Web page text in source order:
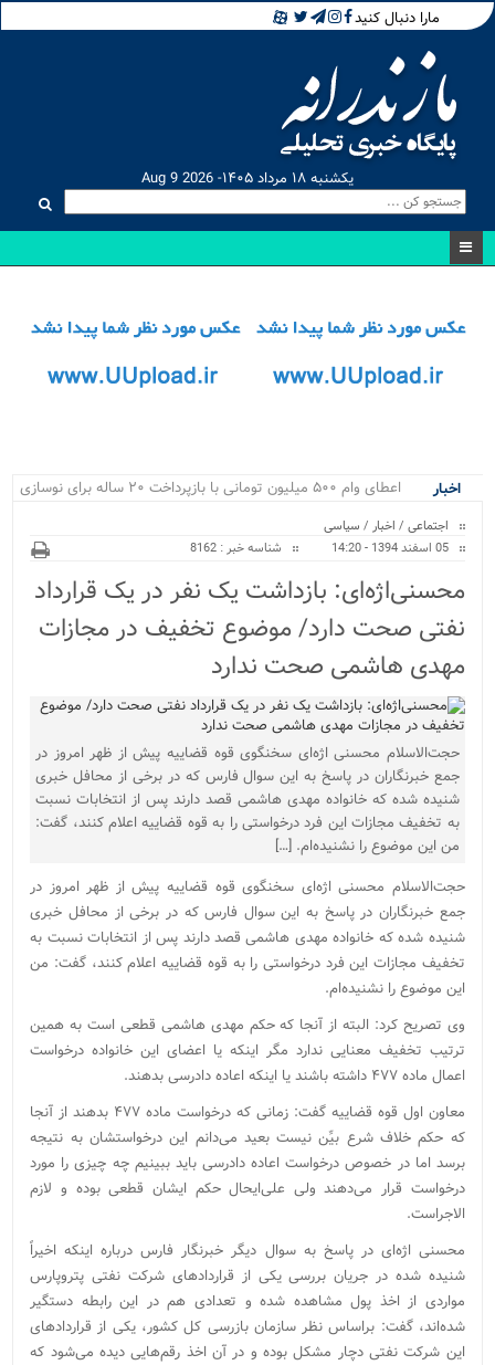
مارا دنبال کنید
یکشنبه ۱۸ مرداد ۱۴۰۵- Aug 9 2026
اخبار
اعطای وام ۵۰۰ میلیون تومانی با بازپرداخت ۲۰ ساله برای نوسازی
اجتماعی / اخبار / سیاسی
05 اسفند 1394 - 14:20
شناسه خبر : 8162
محسنی‌اژه‌ای: بازداشت یک نفر در یک قرارداد
نفتی صحت دارد/ موضوع تخفیف در مجازات
مهدی هاشمی صحت ندارد
حجت‌الاسلام محسنی اژه‌ای سخنگوی قوه قضاییه پیش از ظهر امروز در
جمع خبرنگاران در پاسخ به این سوال فارس که در برخی از محافل خبری
شنیده شده که خانواده مهدی هاشمی قصد دارند پس از انتخابات نسبت
به تخفیف مجازات این فرد درخواستی را به قوه قضاییه اعلام کنند، گفت:
من این موضوع را نشنیده‌ام. […]
حجت‌الاسلام محسنی اژه‌ای سخنگوی قوه قضاییه پیش از ظهر امروز در
جمع خبرنگاران در پاسخ به این سوال فارس که در برخی از محافل خبری
شنیده شده که خانواده مهدی هاشمی قصد دارند پس از انتخابات نسبت به
تخفیف مجازات این فرد درخواستی را به قوه قضاییه اعلام کنند، گفت: من
این موضوع را نشنیده‌ام.
وی تصریح کرد: البته از آنجا که حکم مهدی هاشمی قطعی است به همین
ترتیب تخفیف معنایی ندارد مگر اینکه یا اعضای این خانواده درخواست
اعمال ماده ۴۷۷ داشته باشند یا اینکه اعاده دادرسی بدهند.
معاون اول قوه قضاییه گفت: زمانی که درخواست ماده ۴۷۷ بدهند از آنجا
که حکم خلاف شرع بیِّن نیست بعید می‌دانم این درخواستشان به نتیجه
برسد اما در خصوص درخواست اعاده دادرسی باید ببینیم چه چیزی را مورد
درخواست قرار می‌دهند ولی علی‌ایحال حکم ایشان قطعی بوده و لازم
الاجراست.
محسنی اژه‌ای در پاسخ به سوال دیگر خبرنگار فارس درباره اینکه اخیراً
شنیده شده در جریان بررسی یکی از قراردادهای شرکت نفتی پتروپارس
مواردی از اخذ پول مشاهده شده و تعدادی هم در این رابطه دستگیر
شده‌اند، گفت: براساس نظر سازمان بازرسی کل کشور، یکی از قراردادهای
این شرکت نفتی دچار مشکل بوده و در آن اخذ رقم‌هایی دیده می‌شود که